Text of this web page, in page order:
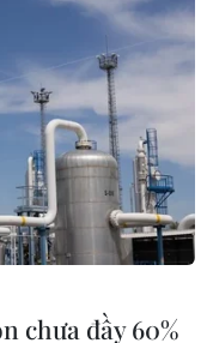
chưa đầy 60%